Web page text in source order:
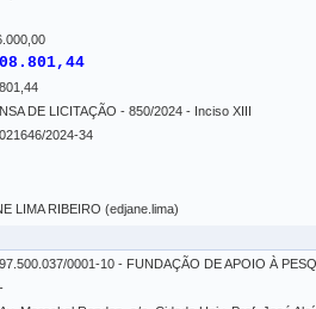
DE LICITAÇÃO - 850/2024 - Inciso XIII
2024-34
LIMA RIBEIRO (edjane.lima)
97.500.037/0001-10 - FUNDAÇÃO DE APOIO À
-